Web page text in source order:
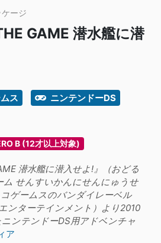
ージ
GAME 潜水艦に潜
ス
ニンテンドーDS
B (12才以上対象)
潜水艦に潜入せよ!』（おどる
ム せんすいかんにせんにゅうせ
ゲームスのバンダイレーベル
ンターテインメント）より2010
ンテンドーDS用アドベンチャ
ア